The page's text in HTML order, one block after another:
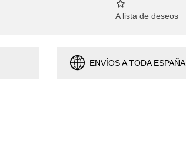
A lista de deseos
ENVÍOS A TODA ESPAÑA